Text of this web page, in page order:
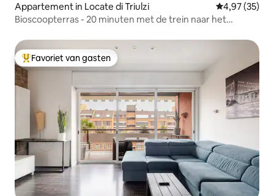
Appartement in Locate di Triulzi Gemiddelde
4,97 (35)
Bioscoopterras - 20 minuten met de trein naar het
Topfavoriet van gasten
Favoriet van gasten